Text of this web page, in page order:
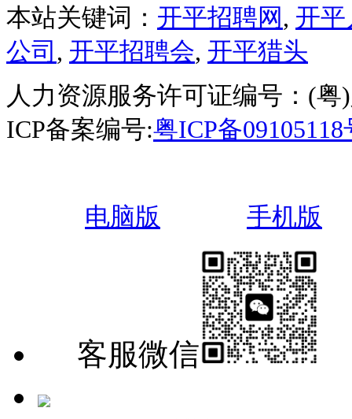
本站关键词： 开平招聘网 , 开
公司 , 开平招聘会, 开平猎头
人力资源服务许可证编号：(
ICP备案编号:粤ICP备09105118
电脑版 手机版
客服微信